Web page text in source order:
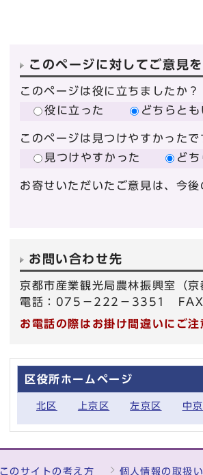
このページに対してご意見
このページは役に立ちましたか？
役に立った
どちらとも
このページは見つけやすかったで
見つけやすかった
ど
お寄せいただいたご意見は、今
お問い合わせ先
京都市産業観光局農林振興室（
電話：075－222－3351
お電話の際はお掛け間違いにご注
区役所ホームページ
北区 上京区 左京区 中
このサイトの考え方 個人情報の取扱い